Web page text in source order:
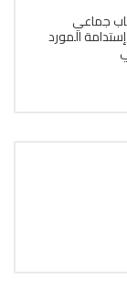
جماعي
المورد